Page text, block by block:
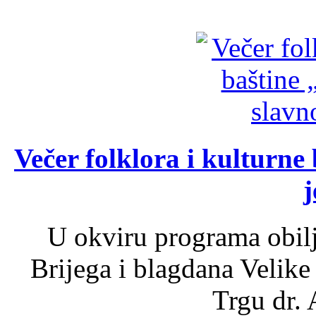
Večer folklora i kulturne
U okviru programa
Brijega i blagdana
Trgu dr.